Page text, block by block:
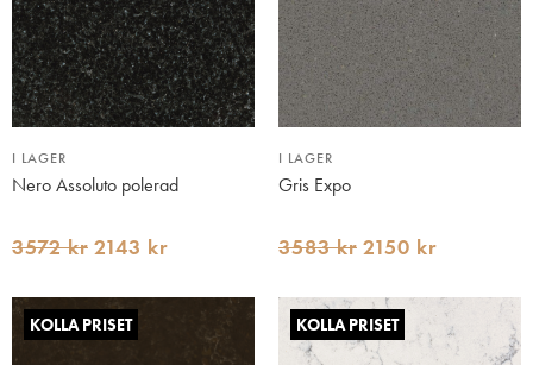
I LAGER
Nero Assoluto polerad
3572 kr 2143 kr
I LAGER
Gris Expo
3583 kr 2150 kr
KOLLA PRISET KOLLA PRISET